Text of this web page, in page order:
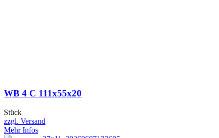
WB 4 C 111x55x20
Stück
zzgl. Versand
Mehr Infos